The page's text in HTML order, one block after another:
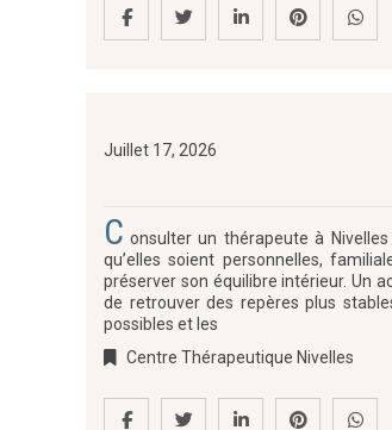
Juillet 17, 2026
C onsulter un thérapeute à
qu’elles soient personnelles,
préserver son équilibre intérieur. Un
de retrouver des repères plus
possibles et les
Centre Thérapeutique Nivelles